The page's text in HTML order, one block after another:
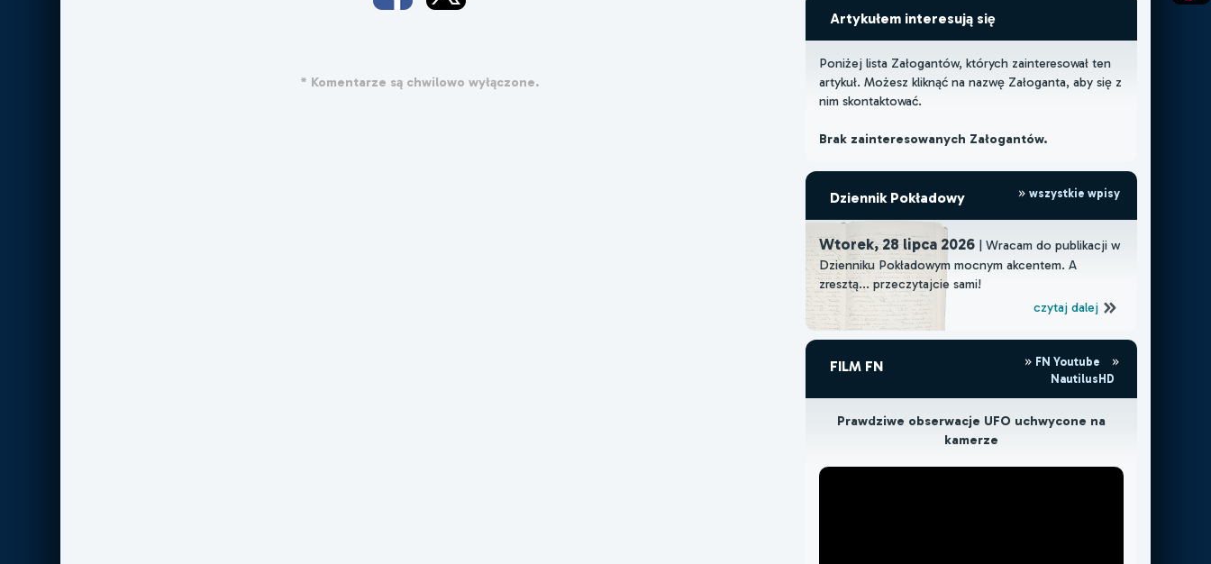
* Komentarze są chwilowo wyłączone.
Artykułem interesują się
Poniżej lista Załogantów, których zainteresował ten
artykuł. Możesz kliknąć na nazwę Załoganta, aby się z
nim skontaktować.
Brak zainteresowanych Załogantów.
Dziennik Pokładowy wszystkie wpisy
Wtorek, 28 lipca 2026| Wracam do publikacji w
Dzienniku Pokładowym mocnym akcentem. A
zresztą... przeczytajcie sami!
czytaj dalej
FILM FN
FN Youtube
NautilusHD
Prawdziwe obserwacje UFO uchwycone na
kamerze